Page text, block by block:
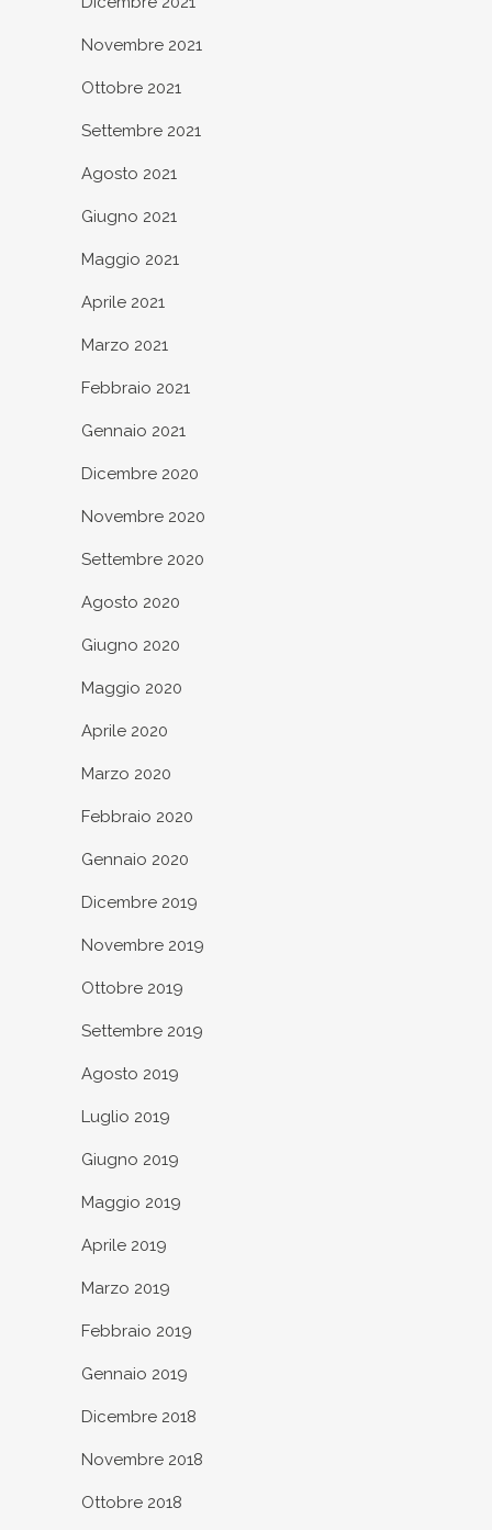
Novembre 2021
Ottobre 2021
Settembre 2021
Agosto 2021
Giugno 2021
Maggio 2021
Aprile 2021
Marzo 2021
Febbraio 2021
Gennaio 2021
Dicembre 2020
Novembre 2020
Settembre 2020
Agosto 2020
Giugno 2020
Maggio 2020
Aprile 2020
Marzo 2020
Febbraio 2020
Gennaio 2020
Dicembre 2019
Novembre 2019
Ottobre 2019
Settembre 2019
Agosto 2019
Luglio 2019
Giugno 2019
Maggio 2019
Aprile 2019
Marzo 2019
Febbraio 2019
Gennaio 2019
Dicembre 2018
Novembre 2018
Ottobre 2018